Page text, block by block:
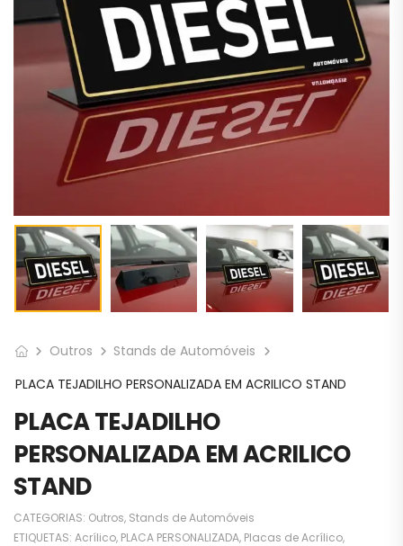
Outros
Stands de Automóveis
PLACA TEJADILHO PERSONALIZADA EM ACRILICO STAND
PLACA TEJADILHO
PERSONALIZADA EM ACRILICO
STAND
CATEGORIAS: Outros, Stands de Automóveis
ETIQUETAS: Acrílico, PLACA PERSONALIZADA, Placas de Acrílico,